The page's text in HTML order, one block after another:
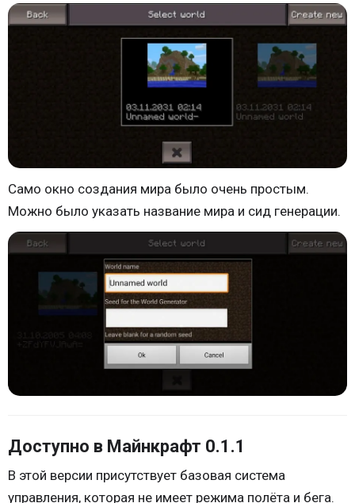
Само окно создания мира было очень простым.
Можно было указать название мира и сид генерации.
Доступно в Майнкрафт 0.1.1
В этой версии присутствует базовая система
управления, которая не имеет режима полёта и бега.